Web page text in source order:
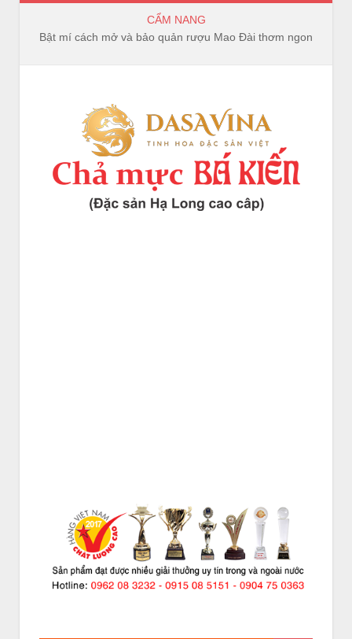
CẨM NANG
Bật mí cách mở và bảo quản rượu Mao Đài thơm ngon, trọn vị